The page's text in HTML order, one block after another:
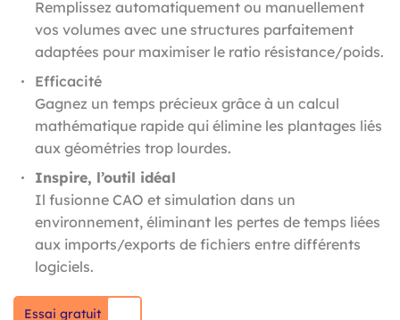
Remplissez automatiquement ou manuellement
vos volumes avec une structures parfaitement
adaptées pour maximiser le ratio résistance/poids.
Efficacité
Gagnez un temps précieux grâce à un calcul
mathématique rapide qui élimine les plantages liés
aux géométries trop lourdes.
Inspire, l’outil idéal
Il fusionne CAO et simulation dans un
environnement, éliminant les pertes de temps liées
aux imports/exports de fichiers entre différents
logiciels.
Essai gratuit